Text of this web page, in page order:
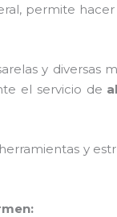
permite
y diversas
el servicio de
y